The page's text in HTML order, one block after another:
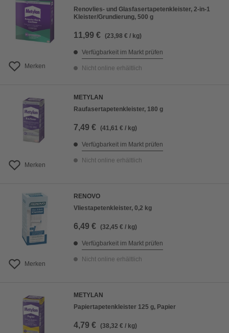
Merken
Renovlies- und Glasfasertapetenkleister, 2-in-1
Kleister/Grundierung, 500 g
11,99 € (23,98 € / kg)
Verfügbarkeit im Markt prüfen
Nicht online erhältlich
Merken
METYLAN
Raufasertapetenkleister, 180 g
7,49 € (41,61 € / kg)
Verfügbarkeit im Markt prüfen
Nicht online erhältlich
Merken
RENOVO
Vliestapetenkleister, 0,2 kg
6,49 € (32,45 € / kg)
Verfügbarkeit im Markt prüfen
Nicht online erhältlich
METYLAN
Papiertapetenkleister 125 g, Papier
4,79 € (38,32 € / kg)